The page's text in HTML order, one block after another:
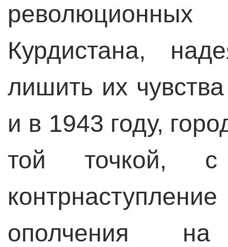
Курдистана,
лишить их
и в 1943 году,
той точкой, с
ополчения